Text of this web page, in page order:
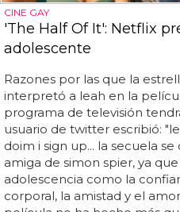
CINE GAY
'The Half Of It': Netflix
adolescente
Razones por las que la
interpretó a leah en la
programa de televisión
usuario de twitter escribió:
doim i sign up... la secuela
amiga de simon spier, ya
adolescencia como la
corporal, la amistad y el